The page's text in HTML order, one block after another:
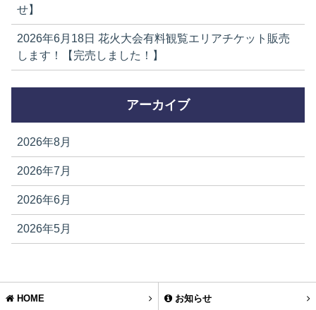
せ】
2026年6月18日 花火大会有料観覧エリアチケット販売
します！【完売しました！】
アーカイブ
2026年8月
2026年7月
2026年6月
2026年5月
HOME お知らせ